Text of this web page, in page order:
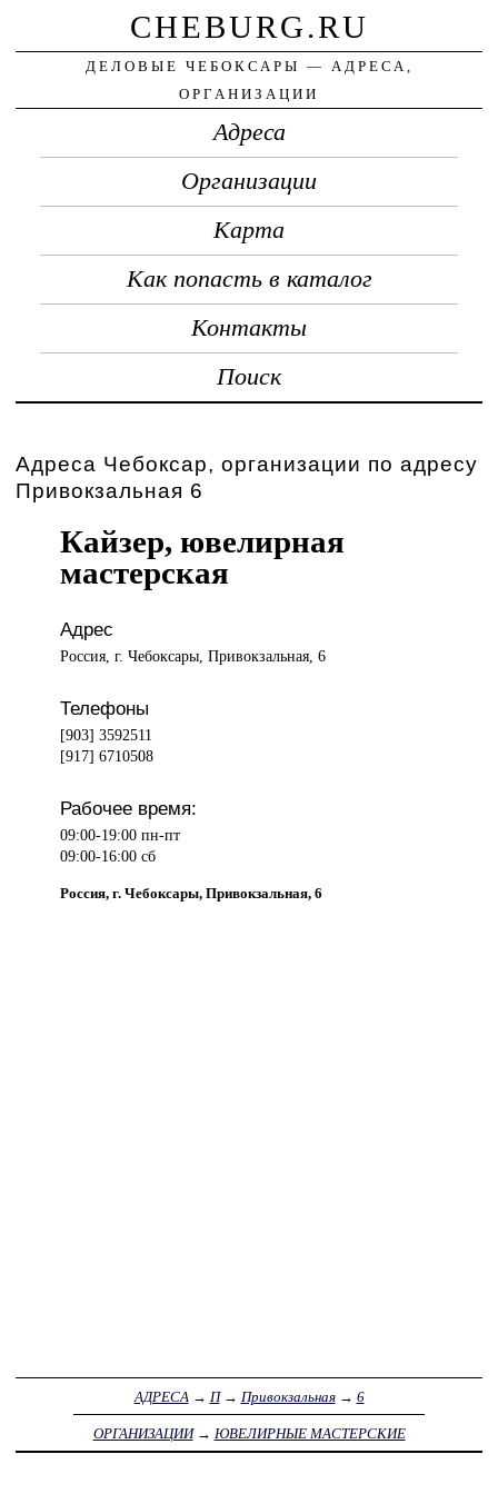
CHEBURG.RU
ДЕЛОВЫЕ ЧЕБОКСАРЫ — АДРЕСА,
ОРГАНИЗАЦИИ
Адреса
Организации
Карта
Как попасть в каталог
Контакты
Поиск
Адреса Чебоксар, организации по адресу
Привокзальная 6
Кайзер, ювелирная
мастерская
Адрес
Россия, г. Чебоксары, Привокзальная, 6
Телефоны
[903] 3592511
[917] 6710508
Рабочее время:
09:00-19:00 пн-пт
09:00-16:00 сб
Россия, г. Чебоксары, Привокзальная, 6
АДРЕСА → П→ Привокзальная→ 6
ОРГАНИЗАЦИИ→ ЮВЕЛИРНЫЕ МАСТЕРСКИЕ